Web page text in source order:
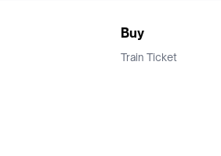
Buy
Train Ticket